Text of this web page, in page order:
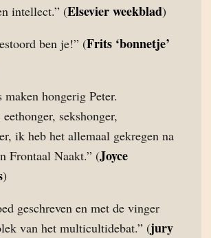
intellect.” (Elsevier weekblad)
ben je!” (Frits ‘bonnetje’
maken hongerig Peter.
sekshonger,
ik heb het allemaal gekregen na
Frontaal Naakt.” (Joyce
)
geschreven en met de vinger
van het multicultidebat.” (jury